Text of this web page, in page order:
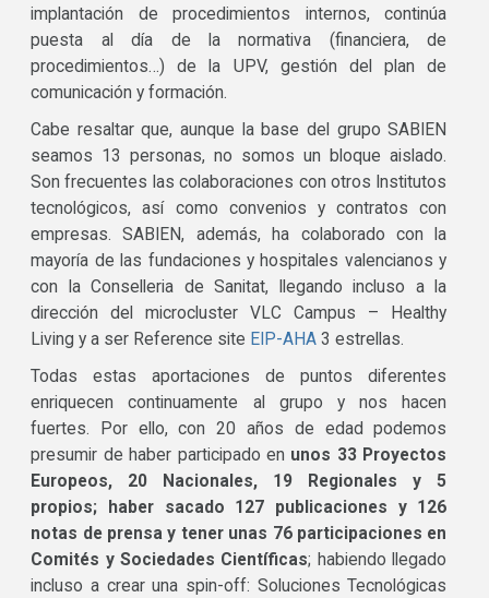
implantación de procedimientos internos, continúa
puesta al día de la normativa (financiera, de
procedimientos…) de la UPV, gestión del plan de
comunicación y formación.
Cabe resaltar que, aunque la base del grupo SABIEN
seamos 13 personas, no somos un bloque aislado.
Son frecuentes las colaboraciones con otros Institutos
tecnológicos, así como convenios y contratos con
empresas. SABIEN, además, ha colaborado con la
mayoría de las fundaciones y hospitales valencianos y
con la Conselleria de Sanitat, llegando incluso a la
dirección del microcluster VLC Campus – Healthy
Living y a ser Reference site EIP-AHA 3 estrellas.
Todas estas aportaciones de puntos diferentes
enriquecen continuamente al grupo y nos hacen
fuertes. Por ello, con 20 años de edad podemos
presumir de haber participado en unos 33 Proyectos
Europeos, 20 Nacionales, 19 Regionales y 5
propios; haber sacado 127 publicaciones y 126
notas de prensa y tener unas 76 participaciones en
Comités y Sociedades Científicas; habiendo llegado
incluso a crear una spin-off: Soluciones Tecnológicas